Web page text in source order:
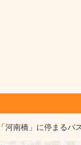
河南橋」に停まるバ